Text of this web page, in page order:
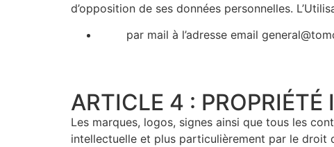
d’opposition de ses données personnelles.
par mail à l’adresse email
ARTICLE 4 : PROPRIÉTÉ
Les marques, logos, signes ainsi que tous les
intellectuelle et plus particulièrement par le droit